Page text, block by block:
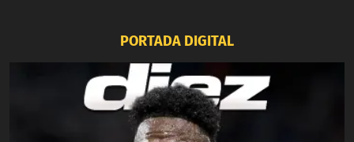
PORTADA DIGITAL